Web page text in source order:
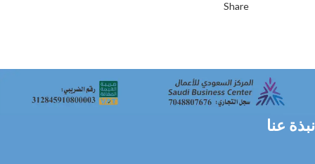
Share
نبذة عنا